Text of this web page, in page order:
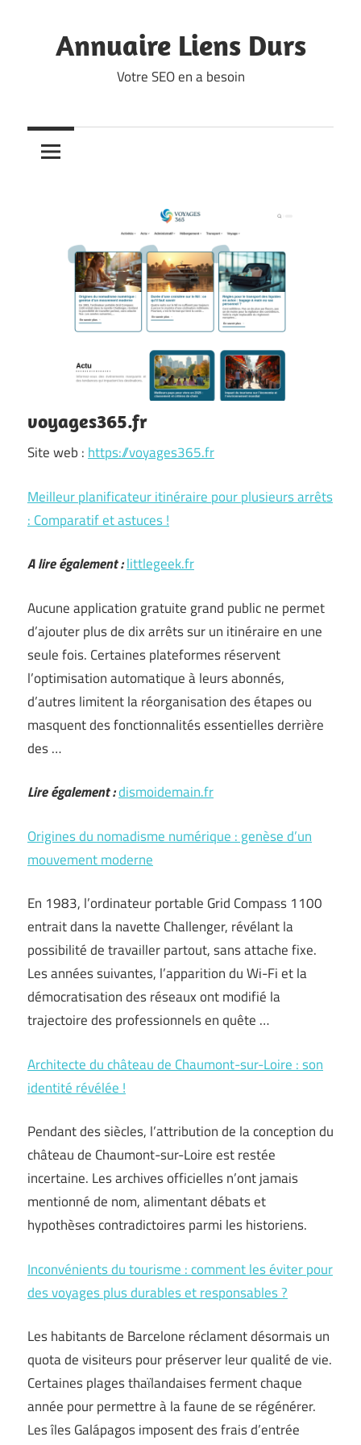
contentAnnuaire Liens Durs
Votre SEO en a besoin
voyages365.fr
Site web : https://voyages365.fr
Meilleur planificateur itinéraire pour plusieurs arrêts
: Comparatif et astuces !
A lire également :littlegeek.fr
Aucune application gratuite grand public ne permet
d’ajouter plus de dix arrêts sur un itinéraire en une
seule fois. Certaines plateformes réservent
l’optimisation automatique à leurs abonnés,
d’autres limitent la réorganisation des étapes ou
masquent des fonctionnalités essentielles derrière
des …
Lire également :dismoidemain.fr
Origines du nomadisme numérique : genèse d’un
mouvement moderne
En 1983, l’ordinateur portable Grid Compass 1100
entrait dans la navette Challenger, révélant la
possibilité de travailler partout, sans attache fixe.
Les années suivantes, l’apparition du Wi-Fi et la
démocratisation des réseaux ont modifié la
trajectoire des professionnels en quête …
Architecte du château de Chaumont-sur-Loire : son
identité révélée !
Pendant des siècles, l’attribution de la conception du
château de Chaumont-sur-Loire est restée
incertaine. Les archives officielles n’ont jamais
mentionné de nom, alimentant débats et
hypothèses contradictoires parmi les historiens.
Inconvénients du tourisme : comment les éviter pour
des voyages plus durables et responsables ?
Les habitants de Barcelone réclament désormais un
quota de visiteurs pour préserver leur qualité de vie.
Certaines plages thaïlandaises ferment chaque
année pour permettre à la faune de se régénérer.
Les îles Galápagos imposent des frais d’entrée